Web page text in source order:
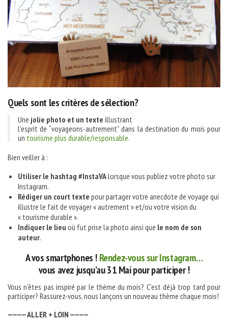
Quels sont les critères de sélection?
Une jolie photo et un texte illustrant
l’esprit de “voyageons-autrement” dans la destination du mois pour
un tourisme plus durable/responsable.
Bien veiller à :
Utiliser le hashtag #InstaVAlorsque vous publiez votre photo sur
Instagram.
Rédiger un court texte pour partager votre anecdote de voyage qui
illustre le fait de voyager « autrement » et/ou votre vision du
« tourisme durable ».
Indiquer le lieu où fut prise la photo ainsi que le nom de son
auteur.
A vos smartphones !Rendez-vous sur Instagram…
vous avez jusqu’au 31 Mai pour participer !
Vous n’êtes pas inspiré par le thème du mois? C’est déjà trop tard pour
participer? Rassurez-vous, nous lançons un nouveau thème chaque mois!
———— ALLER + LOIN ————